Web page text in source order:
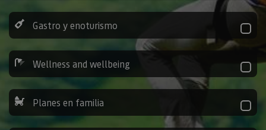
Gastro y enoturismo
Wellness and wellbeing
Planes en familia